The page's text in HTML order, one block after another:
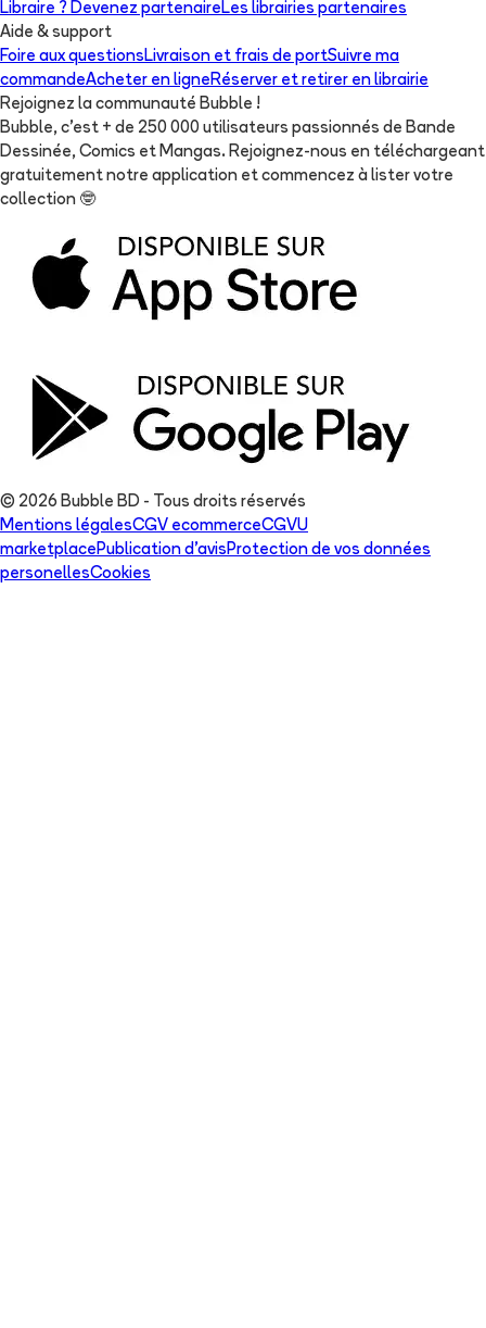
Libraire ? Devenez partenaireLes librairies partenaires
Aide & support
Foire aux questionsLivraison et frais de portSuivre ma
commandeAcheter en ligneRéserver et retirer en librairie
Rejoignez la communauté Bubble !
Bubble, c'est + de 250 000 utilisateurs passionnés de Bande
Dessinée, Comics et Mangas. Rejoignez-nous en téléchargeant
gratuitement notre application et commencez à lister votre
collection 🤓
© 2026 Bubble BD - Tous droits réservés
Mentions légalesCGV ecommerceCGVU
marketplacePublication d'avisProtection de vos données
personellesCookies